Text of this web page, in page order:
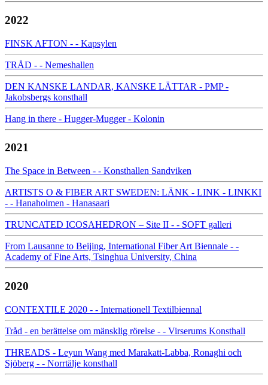
2022
FINSK AFTON - - Kapsylen
TRÅD - - Nemeshallen
DEN KANSKE LANDAR, KANSKE LÄTTAR - PMP -
Jakobsbergs konsthall
Hang in there - Hugger-Mugger - Kolonin
2021
The Space in Between - - Konsthallen Sandviken
ARTISTS O & FIBER ART SWEDEN: LÄNK - LINK - LINKKI
- - Hanaholmen - Hanasaari
TRUNCATED ICOSAHEDRON – Site II - - SOFT galleri
From Lausanne to Beijing, International Fiber Art Biennale - -
Academy of Fine Arts, Tsinghua University, China
2020
CONTEXTILE 2020 - - Internationell Textilbiennal
Tråd - en berättelse om mänsklig rörelse - - Virserums Konsthall
THREADS - Leyun Wang med Marakatt-Labba, Ronaghi och
Sjöberg - - Norrtälje konsthall